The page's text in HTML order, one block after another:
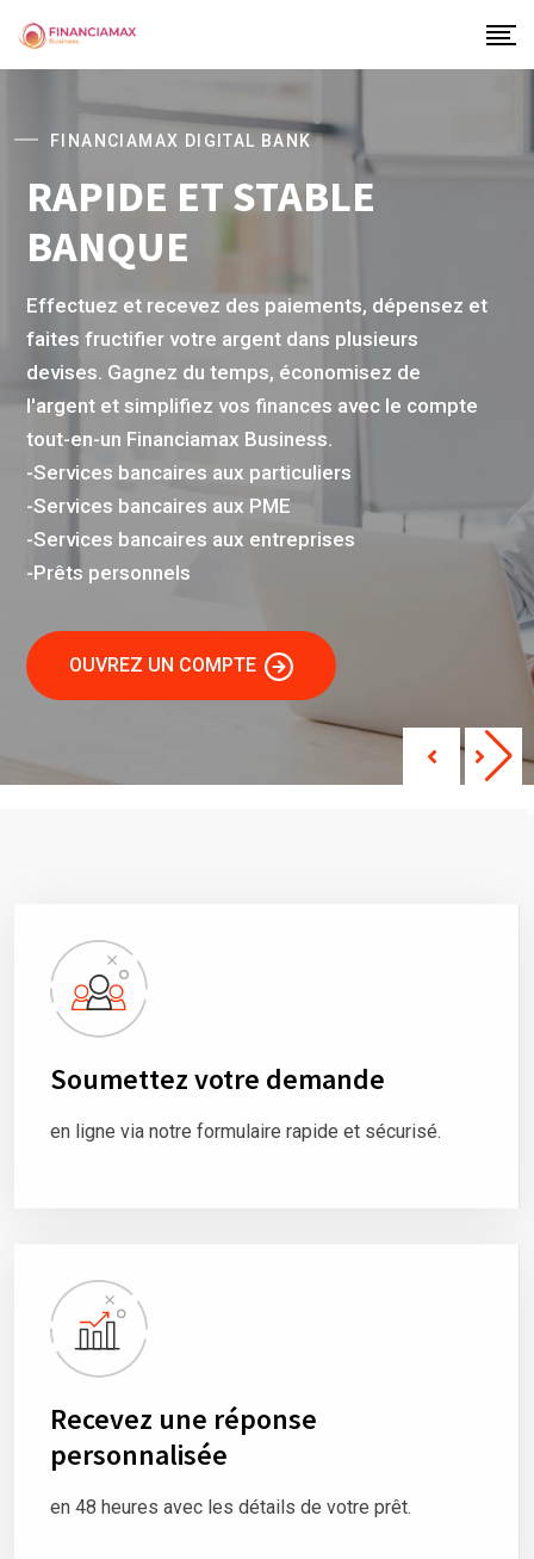
FINANCIAMAX DIGITAL BANK
RAPIDE ET STABLE
BANQUE
Effectuez et recevez des paiements, dépensez et
faites fructifier votre argent dans plusieurs
devises. Gagnez du temps, économisez de
l'argent et simplifiez vos finances avec le compte
tout-en-un Financiamax Business.
-Services bancaires aux particuliers
-Services bancaires aux PME
-Services bancaires aux entreprises
-Prêts personnels
OUVREZ UN COMPTE
Soumettez votre demande
en ligne via notre formulaire rapide et sécurisé.
Recevez une réponse
personnalisée
en 48 heures avec les détails de votre prêt.